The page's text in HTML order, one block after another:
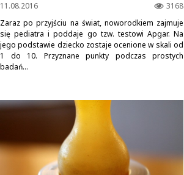
3168
11.08.2016
Zaraz po przyjściu na świat, noworodkiem zajmuje
się pediatra i poddaje go tzw. testowi Apgar. Na
jego podstawie dziecko zostaje ocenione w skali od
1 do 10. Przyznane punkty podczas prostych
badań...